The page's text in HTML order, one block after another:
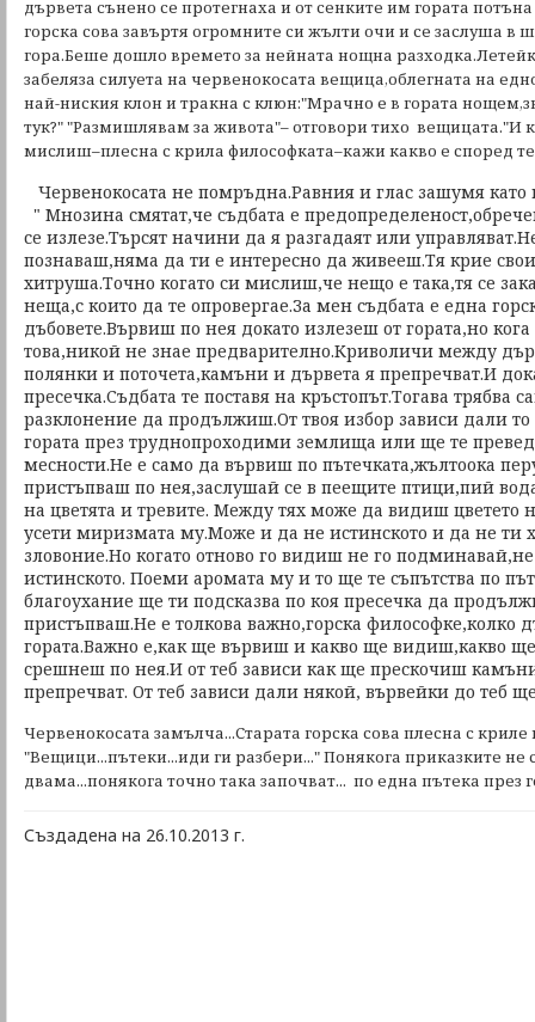
дървета сънено се протегнаха и от сенките им гората
горска сова завъртя огромните си жълти очи и се заслуша в
гора.Беше дошло времето за нейната нощна
забеляза силуета на червенокосата вещица,облегната на
най-ниския клон и тракна с клюн:"Мрачно е в гората
тук?" "Размишлявам за живота"– отговори тихо вещицата."И
мислиш–плесна с крила философката–кажи какво е според
Червенокосата не помръдна.Равния и глас зашумя като
" Мнозина смятат,че съдбата е
се излезе.Търсят начини да я разгадаят или
познаваш,няма да ти е интересно да живееш.Тя крие
хитруша.Точно когато си мислиш,че нещо е така,тя се
неща,с които да те опровергае.За мен съдбата е една
дъбовете.Вървиш по нея докато излезеш от гората,но
това,никой не знае предварително.Криволичи между
полянки и поточета,камъни и дървета я препречват.И
пресечка.Съдбата те поставя на кръстопът.Тогава трябва
разклонение да продължиш.От твоя избор зависи дали
гората през труднопроходими землища или ще те
месности.Не е само да вървиш по пътечката,жълтоока
пристъпваш по нея,заслушай се в пеещите птици,пий
на цветята и тревите. Между тях може да видиш цветето
усети миризмата му.Може и да не истинското и да не ти
зловоние.Но когато отново го видиш не го
истинското. Поеми аромата му и то ще те съпътства по
благоухание ще ти подсказва по коя пресечка да
пристъпваш.Не е толкова важно,горска философке,колко
гората.Важно е,как ще вървиш и какво ще видиш,какво
срешнеш по нея.И от теб зависи как ще прескочиш
препречват. От теб зависи дали някой, вървейки до теб
Червенокосата замълча...Старата горска сова плесна с криле
"Вещици...пътеки...иди ги разбери..."Понякога приказките
двама...понякога точно така започват... по една пътека през
Създадена на 26.10.2013 г.